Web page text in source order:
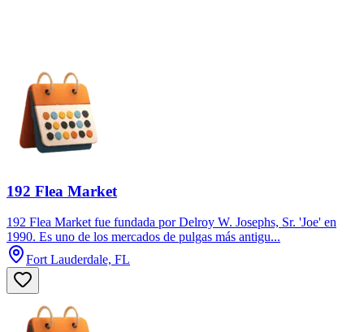
192 Flea Market
192 Flea Market fue fundada por Delroy W. Josephs, Sr. 'Joe' en
1990. Es uno de los mercados de pulgas más antigu...
Fort Lauderdale, FL